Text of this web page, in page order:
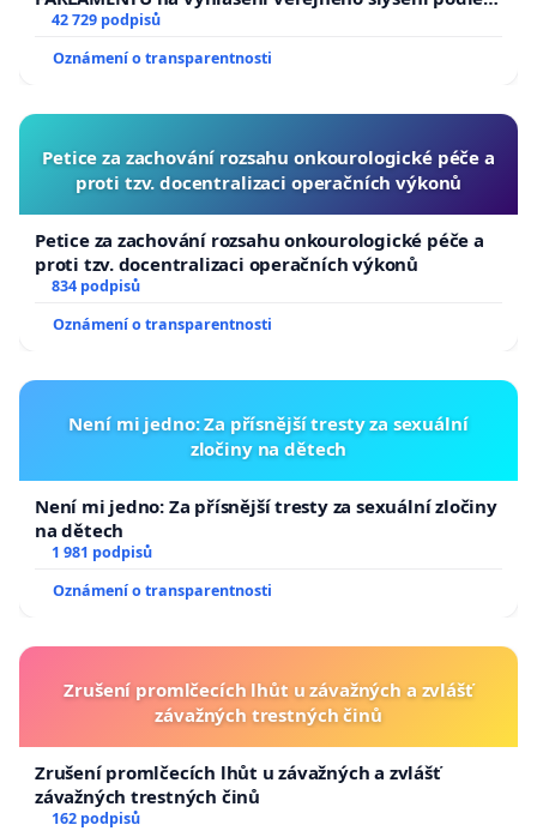
144 jednacího řádu Senátu k návrhu na přijetí
usnesení k podání ústavní žaloby na prezidenta
republiky
42 729 podpisů
Oznámení o transparentnosti
Petice za zachování rozsahu onkourologické péče a
proti tzv. docentralizaci operačních výkonů
Petice za zachování rozsahu onkourologické péče a
proti tzv. docentralizaci operačních výkonů
834 podpisů
Oznámení o transparentnosti
Není mi jedno: Za přísnější tresty za sexuální
zločiny na dětech
Není mi jedno: Za přísnější tresty za sexuální zločiny
na dětech
1 981 podpisů
Oznámení o transparentnosti
Zrušení promlčecích lhůt u závažných a zvlášť
závažných trestných činů
Zrušení promlčecích lhůt u závažných a zvlášť
závažných trestných činů
162 podpisů